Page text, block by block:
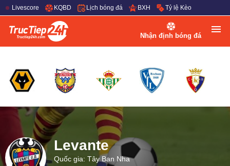
Livescore KQBD Lịch bóng đá BXH Tỷ lệ Kèo
Nhận định bóng đá
Levante
Quốc gia: Tây Ban Nha